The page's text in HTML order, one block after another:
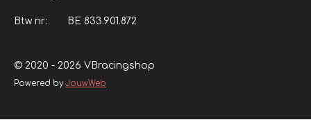
Btw nr: BE 833.901.872
© 2020 - 2026 VBracingshop
Powered byJouwWeb